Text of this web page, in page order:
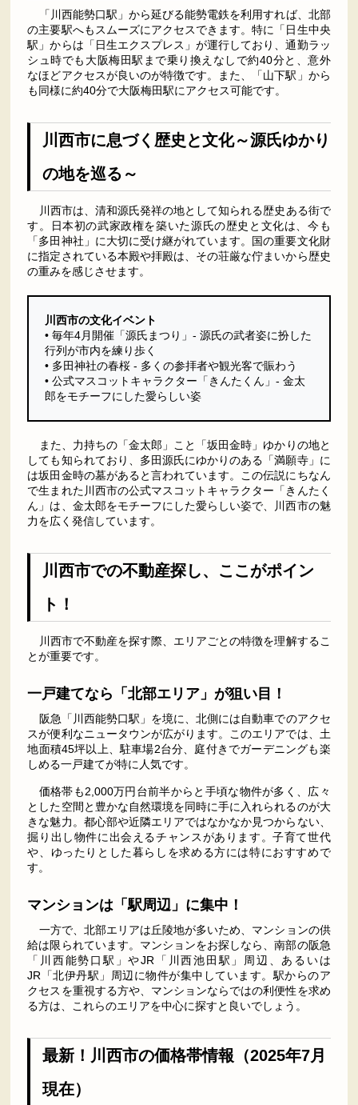
「川西能勢口駅」から延びる能勢電鉄を利用すれば、北部
の主要駅へもスムーズにアクセスできます。特に「日生中央
駅」からは「日生エクスプレス」が運行しており、通勤ラッ
シュ時でも大阪梅田駅まで乗り換えなしで約40分と、意外
なほどアクセスが良いのが特徴です。また、「山下駅」から
も同様に約40分で大阪梅田駅にアクセス可能です。
川西市に息づく歴史と文化～源氏ゆかり
の地を巡る～
川西市は、清和源氏発祥の地として知られる歴史ある街で
す。日本初の武家政権を築いた源氏の歴史と文化は、今も
「多田神社」に大切に受け継がれています。国の重要文化財
に指定されている本殿や拝殿は、その荘厳な佇まいから歴史
の重みを感じさせます。
川西市の文化イベント
• 毎年4月開催「源氏まつり」- 源氏の武者姿に扮した
行列が市内を練り歩く
• 多田神社の春桜 - 多くの参拝者や観光客で賑わう
• 公式マスコットキャラクター「きんたくん」- 金太
郎をモチーフにした愛らしい姿
また、力持ちの「金太郎」こと「坂田金時」ゆかりの地と
しても知られており、多田源氏にゆかりのある「満願寺」に
は坂田金時の墓があると言われています。この伝説にちなん
で生まれた川西市の公式マスコットキャラクター「きんたく
ん」は、金太郎をモチーフにした愛らしい姿で、川西市の魅
力を広く発信しています。
川西市での不動産探し、ここがポイン
ト！
川西市で不動産を探す際、エリアごとの特徴を理解するこ
とが重要です。
一戸建てなら「北部エリア」が狙い目！
阪急「川西能勢口駅」を境に、北側には自動車でのアクセ
スが便利なニュータウンが広がります。このエリアでは、土
地面積45坪以上、駐車場2台分、庭付きでガーデニングも楽
しめる一戸建てが特に人気です。
価格帯も2,000万円台前半からと手頃な物件が多く、広々
とした空間と豊かな自然環境を同時に手に入れられるのが大
きな魅力。都心部や近隣エリアではなかなか見つからない、
掘り出し物件に出会えるチャンスがあります。子育て世代
や、ゆったりとした暮らしを求める方には特におすすめで
す。
マンションは「駅周辺」に集中！
一方で、北部エリアは丘陵地が多いため、マンションの供
給は限られています。マンションをお探しなら、南部の阪急
「川西能勢口駅」やJR「川西池田駅」周辺、あるいは
JR「北伊丹駅」周辺に物件が集中しています。駅からのア
クセスを重視する方や、マンションならではの利便性を求め
る方は、これらのエリアを中心に探すと良いでしょう。
最新！川西市の価格帯情報（2025年7月
現在）